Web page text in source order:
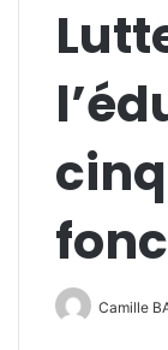
Camille